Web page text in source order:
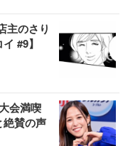
主のさり
#9】
会満喫
絶賛の声